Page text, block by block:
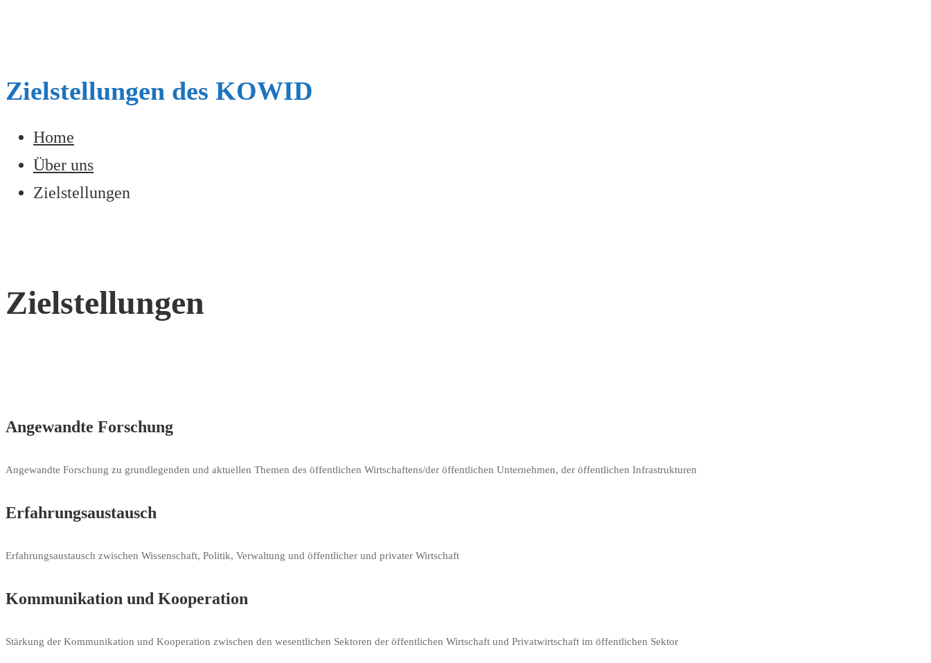
Zielstellungen des KOWID
Home
Über uns
Zielstellungen
Zielstellungen
Angewandte Forschung
Angewandte Forschung zu grundlegenden und aktuellen Themen des öffentlichen Wirtschaftens/der öffentlichen Unternehmen, der öffentlichen Infrastrukturen
Erfahrungsaustausch
Erfahrungsaustausch zwischen Wissenschaft, Politik, Verwaltung und öffentlicher und privater Wirtschaft
Kommunikation und Kooperation
Stärkung der Kommunikation und Kooperation zwischen den wesentlichen Sektoren der öffentlichen Wirtschaft und Privatwirtschaft im öffentlichen Sektor